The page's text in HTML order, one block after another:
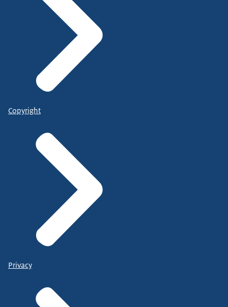
Copyright
Privacy